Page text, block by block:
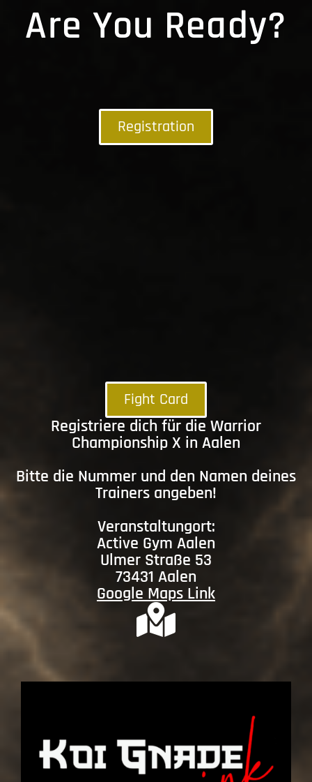
Are You Ready?
Registration
Fight Card
Registriere dich für die Warrior
Championship X in Aalen
Bitte die Nummer und den Namen deines
Trainers angeben!
Veranstaltungort:
Active Gym Aalen
Ulmer Straße 53
73431 Aalen
Google Maps Link